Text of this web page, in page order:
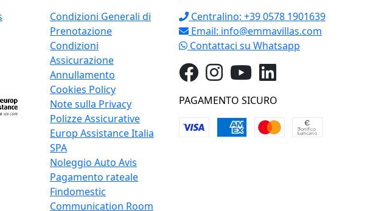
Condizioni Generali di
Prenotazione
Condizioni
Assicurazione
Annullamento
Cookies Policy
Note sulla Privacy
Polizze Assicurative
Europ Assistance Italia
SPA
Noleggio Auto Avis
Pagamento rateale
Findomestic
Communication Room
Centralino: +39 0578 1901639
Email: info@emmavillas.com
Contattaci su Whatsapp
PAGAMENTO SICURO